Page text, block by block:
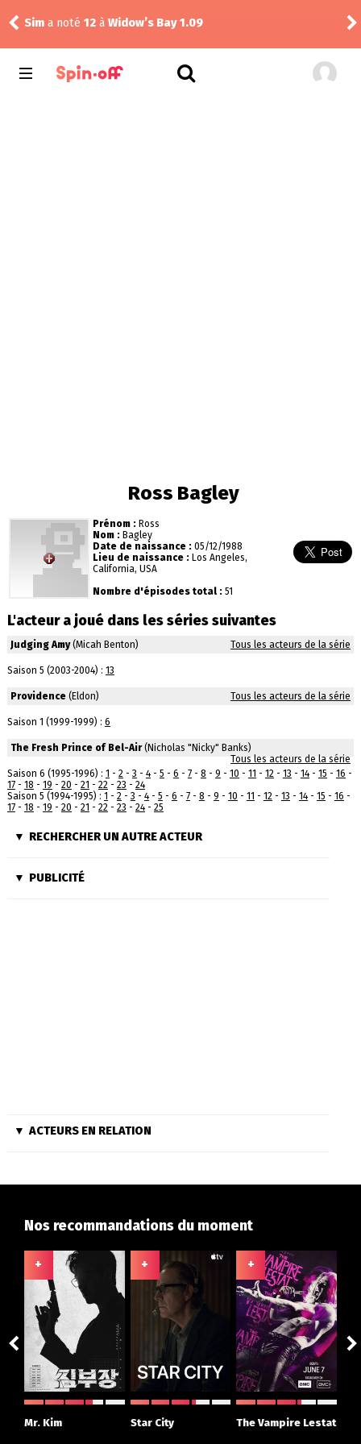
Sim a noté 12 à Widow’s Bay 1.09
Ross Bagley
Prénom : Ross
Nom : Bagley
Date de naissance : 05/12/1988
Lieu de naissance : Los Angeles,
California, USA
Nombre d'épisodes total : 51
L'acteur a joué dans les séries suivantes
Judging Amy(Micah Benton) Tous les acteurs de la série
Saison 5 (2003-2004) : 13
Providence(Eldon) Tous les acteurs de la série
Saison 1 (1999-1999) : 6
The Fresh Prince of Bel-Air(Nicholas "Nicky" Banks)
Tous les acteurs de la série
Saison 6 (1995-1996) : 1 - 2- 3 - 4- 5 - 6 - 7- 8 - 9 - 10 - 11 - 12- 13 - 14- 15 - 16 -
17- 18 - 19 - 20 - 21 - 22- 23 - 24
Saison 5 (1994-1995) : 1 - 2- 3 - 4- 5 - 6 - 7- 8 - 9 - 10 - 11 - 12- 13 - 14- 15 - 16 -
17- 18 - 19 - 20 - 21 - 22- 23 - 24- 25
RECHERCHER UN AUTRE ACTEUR
PUBLICITÉ
ACTEURS EN RELATION
Nos recommandations du moment
+
Mr. Kim
+
Star City
+
The Vampire Lestat